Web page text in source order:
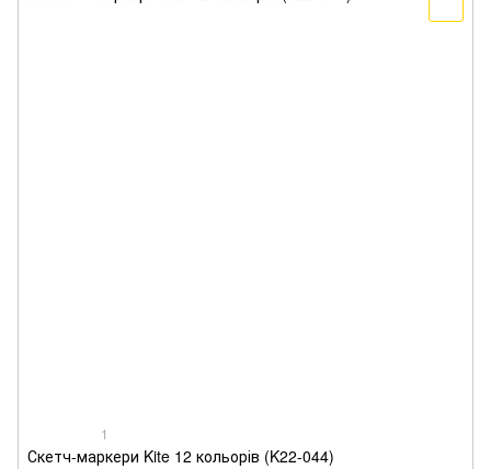
1
Скетч-маркери Kite 12 кольорів (K22-044)